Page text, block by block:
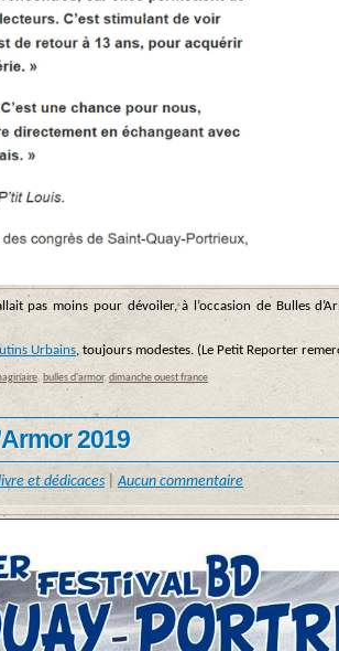
pas moins pour dévoiler, à l’occasion de Bulles
Urbains, toujours modestes. (Le Petit Reporter
, bulles d'armor, dimanche ouest france
2019
et dédicaces|Aucun commentaire